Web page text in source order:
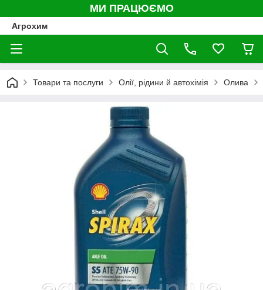
МИ ПРАЦЮЄМО
Агрохим
Товари та послуги Олії, рідини й автохімія Олива